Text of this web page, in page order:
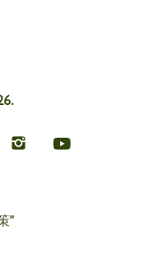
Longchamp
on
Longchamp
on
"